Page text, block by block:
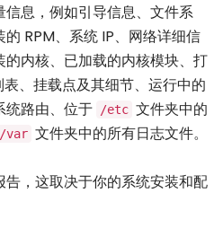
息，例如引导信息、文件系
RPM、系统 IP、网络详细信
内核、已加载的内核模块、打
、挂载点及其细节、运行中的
统路由、位于
/etc 文件夹中的
/var 文件夹中的所有日志文件。
，这取决于你的系统安装和配